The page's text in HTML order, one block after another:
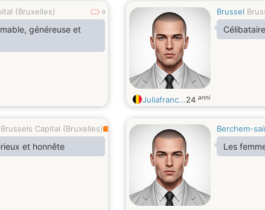
(Bruxelles) 0
généreuse et
Brussel
Célibataire
Juliafranc...24 anni
Brussels Capital (Bruxelles)
et honnête
Berchem-
Les